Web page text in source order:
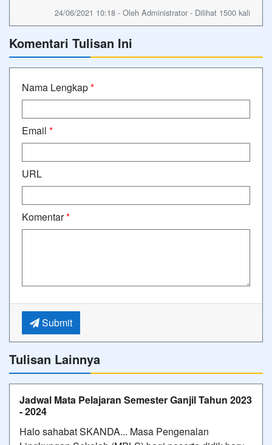
24/06/2021 10:18 - Oleh Administrator - Dilihat 1500 kali
Komentari Tulisan Ini
Nama Lengkap*
Email *
URL
Komentar*
Submit
Tulisan Lainnya
Jadwal Mata Pelajaran Semester Ganjil Tahun 2023
- 2024
Halo sahabat SKANDA... Masa Pengenalan